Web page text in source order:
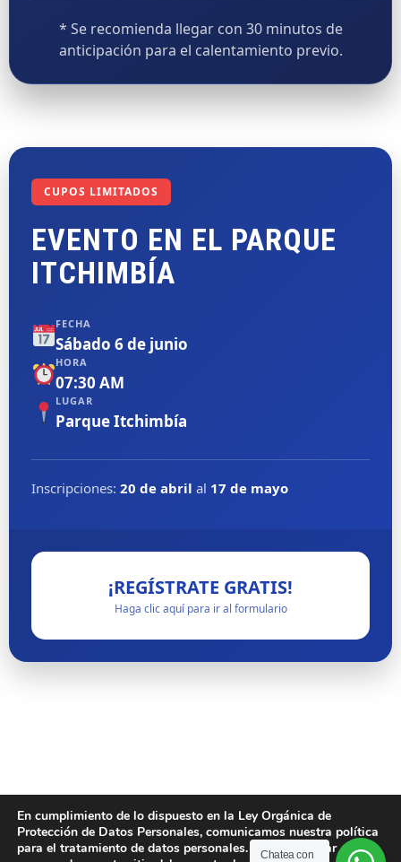
* Se recomienda llegar con 30 minutos de
anticipación para el calentamiento previo.
CUPOS LIMITADOS
EVENTO EN EL PARQUE
ITCHIMBÍA
FECHA
Sábado 6 de junio
HORA
07:30 AM
LUGAR
Parque Itchimbía
Inscripciones: 20 de abril al 17 de mayo
¡REGÍSTRATE GRATIS!
Haga clic aquí para ir al formulario
MAYOR INFORMACIÓN
Av. Amazonas N37-271 y Villalengua. Quito – Ecuador
Teléfonos: (593) 02 3829900
En cumplimiento de lo dispuesto en la Ley Orgánica de
Protección de Datos Personales, comunicamos nuestra política
para el tratamiento de datos personales. Para continuar
Chatea con